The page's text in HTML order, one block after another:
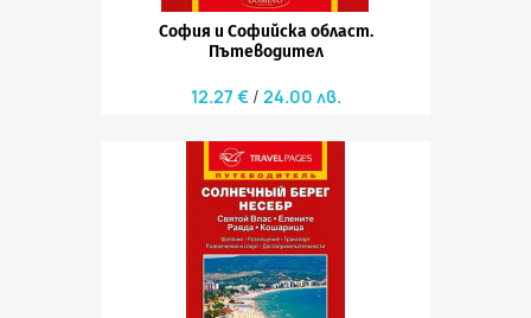
София и Софийска област.
Пътеводител
12.27 € 24.00 лв.